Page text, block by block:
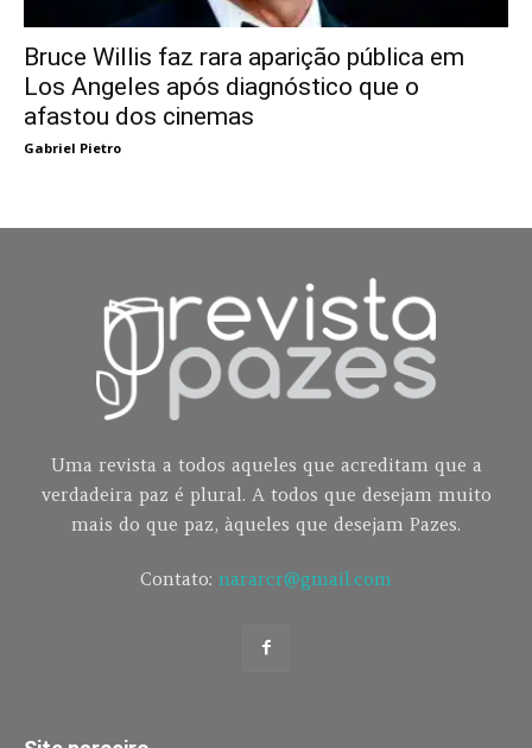
Bruce Willis faz rara aparição pública em
Los Angeles após diagnóstico que o
afastou dos cinemas
Gabriel Pietro
Uma revista a todos aqueles que acreditam que a
verdadeira paz é plural. A todos que desejam muito
mais do que paz, àqueles que desejam Pazes.
Contato: nararcr@gmail.com